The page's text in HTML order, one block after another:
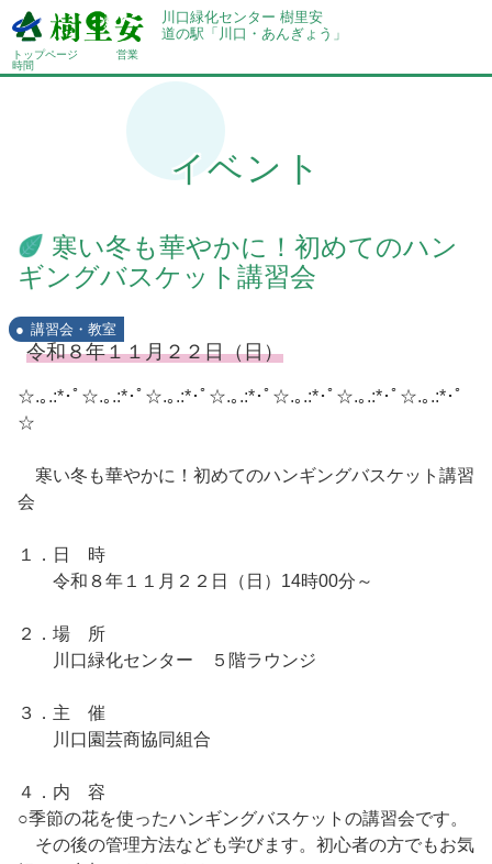
川口緑化センター 樹里安
道の駅「川口・あんぎょう」
トップページ
営業
時間
イベント
寒い冬も華やかに！初めてのハン
ギングバスケット講習会
講習会・教室
令和８年１１月２２日（日）
☆.｡.:*･ﾟ☆.｡.:*･ﾟ☆.｡.:*･ﾟ☆.｡.:*･ﾟ☆.｡.:*･ﾟ☆.｡.:*･ﾟ☆.｡.:*･ﾟ
☆
寒い冬も華やかに！初めてのハンギングバスケット講習
会
１．日 時
令和８年１１月２２日（日）14時00分～
２．場 所
川口緑化センター ５階ラウンジ
３．主 催
川口園芸商協同組合
４．内 容
○季節の花を使ったハンギングバスケットの講習会です。
その後の管理方法なども学びます。初心者の方でもお気